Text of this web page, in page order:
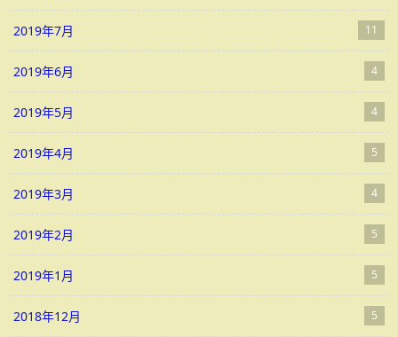
2019年7月 11
2019年6月 4
2019年5月 4
2019年4月 5
2019年3月 4
2019年2月 5
2019年1月 5
2018年12月 5